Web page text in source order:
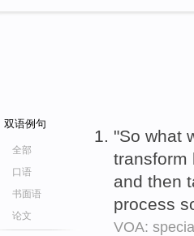
双语例句
全部
口语
书面语
论文
"So what
and then
process
VOA: